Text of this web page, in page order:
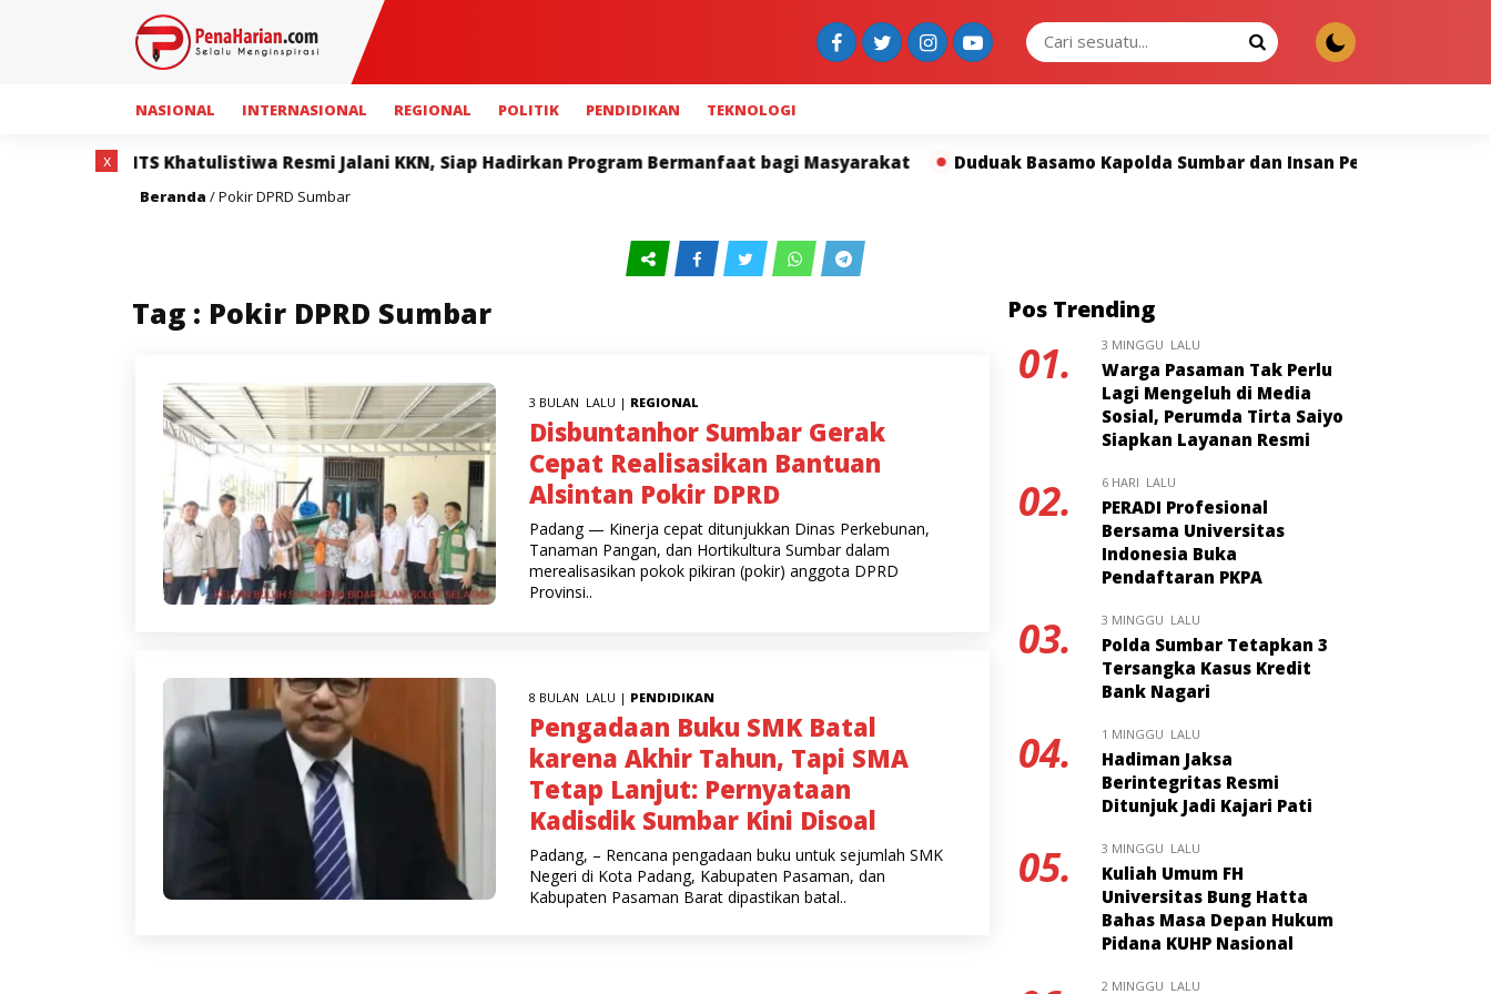
NASIONAL INTERNASIONAL REGIONAL POLITIK PENDIDIKAN TEKNOLOGI
ITS Khatulistiwa Resmi Jalani KKN, Siap Hadirkan Program Bermanfaat bagi Masyarakat Duduak Basamo Kapolda Sumbar dan Insan Pers Perkuat Sinergi
Beranda /Pokir DPRD Sumbar
Tag : Pokir DPRD Sumbar
3 BULAN LALU | REGIONAL
Disbuntanhor Sumbar Gerak
Cepat Realisasikan Bantuan
Alsintan Pokir DPRD
Padang — Kinerja cepat ditunjukkan Dinas Perkebunan,
Tanaman Pangan, dan Hortikultura Sumbar dalam
merealisasikan pokok pikiran (pokir) anggota DPRD
Provinsi..
8 BULAN LALU | PENDIDIKAN
Pengadaan Buku SMK Batal
karena Akhir Tahun, Tapi SMA
Tetap Lanjut: Pernyataan
Kadisdik Sumbar Kini Disoal
Padang, – Rencana pengadaan buku untuk sejumlah SMK
Negeri di Kota Padang, Kabupaten Pasaman, dan
Kabupaten Pasaman Barat dipastikan batal..
Pos Trending
01. 3 MINGGU LALU
Warga Pasaman Tak Perlu
Lagi Mengeluh di Media
Sosial, Perumda Tirta Saiyo
Siapkan Layanan Resmi
02. 6 HARI LALU
PERADI Profesional
Bersama Universitas
Indonesia Buka
Pendaftaran PKPA
03. 3 MINGGU LALU
Polda Sumbar Tetapkan 3
Tersangka Kasus Kredit
Bank Nagari
04. 1 MINGGU LALU
Hadiman Jaksa
Berintegritas Resmi
Ditunjuk Jadi Kajari Pati
05. 3 MINGGU LALU
Kuliah Umum FH
Universitas Bung Hatta
Bahas Masa Depan Hukum
Pidana KUHP Nasional
2 MINGGU LALU
x